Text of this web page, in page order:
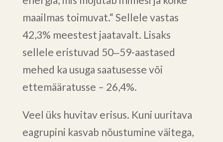
maailmas toimuvat.“ Sellele vastas
42,3% meestest jaatavalt. Lisaks
sellele eristuvad 50‒59-aastased
mehed ka usuga saatusesse või
ettemääratusse – 26,4%.
Veel üks huvitav erisus. Kuni uuritava
eagrupini kasvab nõustumine väitega,